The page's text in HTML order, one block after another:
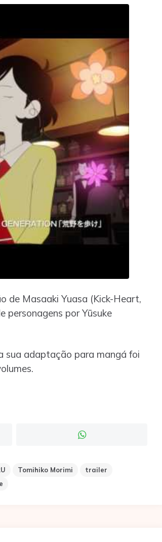
de Masaaki Yuasa (Kick-Heart,
personagens por Yūsuke
sua adaptação para mangá foi
Tomihiko Morimi
trailer